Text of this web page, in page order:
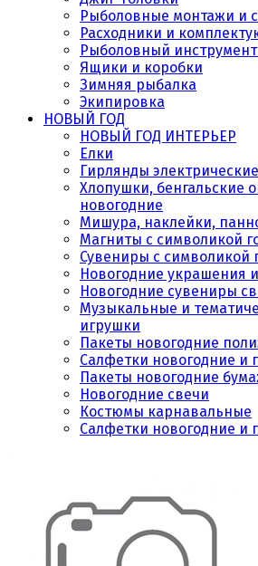
Рыболовные монтажи и
Расходники и
Рыболовный
Ящики и коробки
Зимняя рыбалка
Экипировка
НОВЫЙ ГОД
НОВЫЙ ГОД ИНТЕРЬЕР
Елки
Гирлянды электрические
Хлопушки, бенгальские
новогодние
Мишура, наклейки,
Магниты с символикой
Сувениры с символикой
Новогодние украшения
Новогодние сувениры
Музыкальные и
игрушки
Пакеты новогодние
Салфетки новогодние и
Пакеты новогодние
Новогодние свечи
Костюмы карнавальные
Салфетки новогодние и